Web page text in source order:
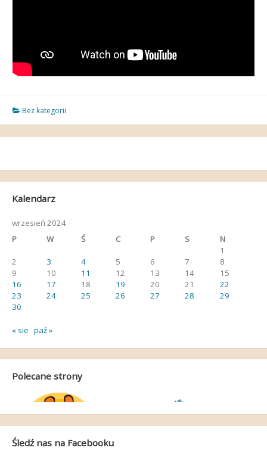
Bez kategorii
Kalendarz
wrzesień 2024
P
W Ś C P S
N
1
2
3 4 5 6 7
8
9
10 11 12 13 14
15
16
17 18 19 20 21
22
23
24 25 26 27 28
29
30
« sie paź »
Polecane strony
Śledź nas na Facebooku